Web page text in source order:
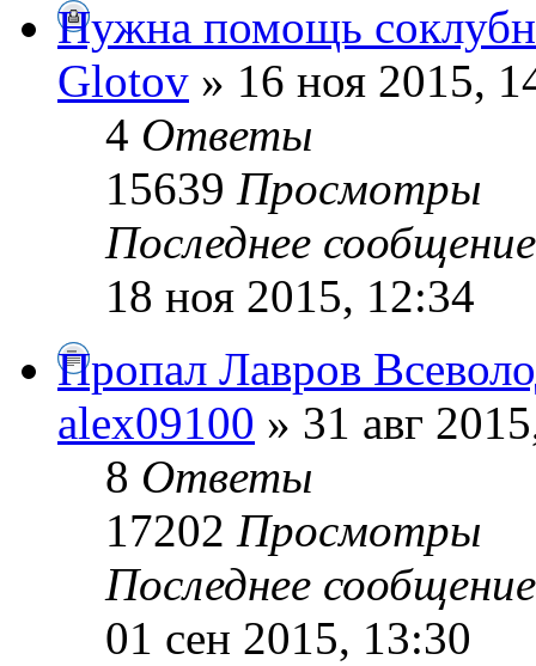
Нужна помощь
Glotov » 16 ноя 2015,
4 Ответы
15639 Просмотры
Последнее
18 ноя 2015, 12:34
Пропал Лавров
alex09100 » 31 авг
8 Ответы
17202 Просмотры
Последнее
01 сен 2015, 13:30